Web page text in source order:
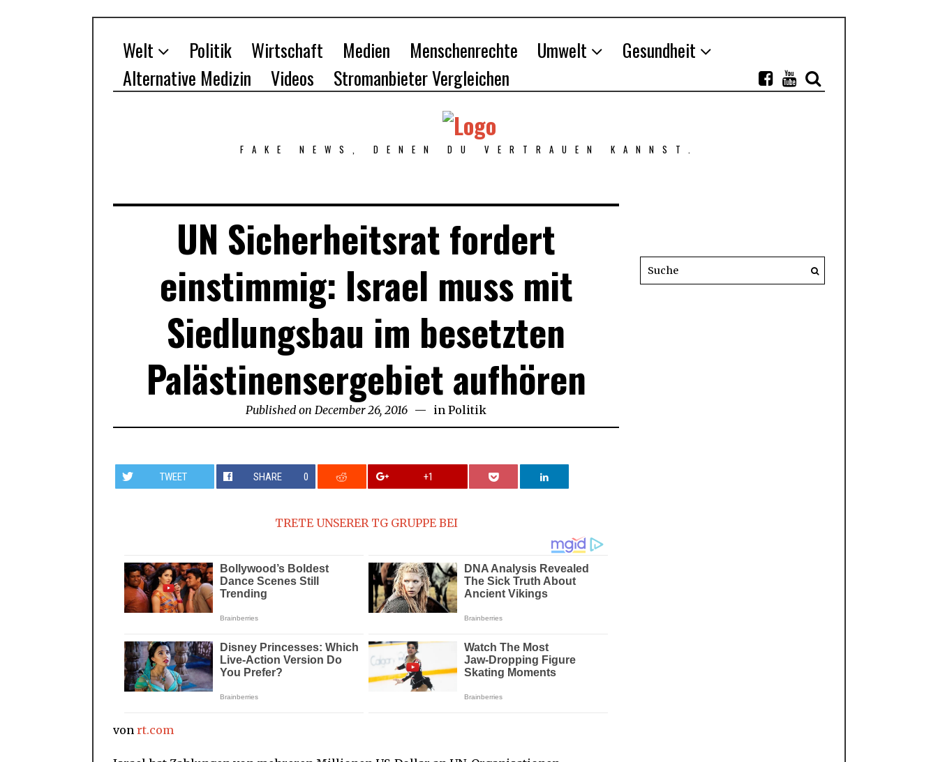
Welt Politik Wirtschaft Medien Menschenrechte Umwelt
Gesundheit
Alternative Medizin
Videos Stromanbieter Vergleichen
FAKE NEWS, DENEN DU VERTRAUEN KANNST.
UN Sicherheitsrat fordert
einstimmig: Israel muss mit
Siedlungsbau im besetzten
Palästinensergebiet aufhören
Published on December 26, 2016 December
26,
in Politik
TWEET SHARE 0 +1
TRETE UNSERER TG GRUPPE BEI
von rt.com